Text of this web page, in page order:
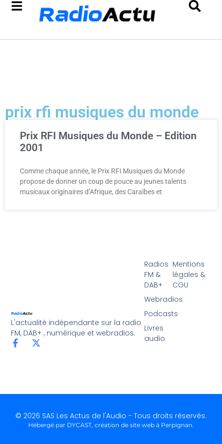
prix rfi musiques du monde
Prix RFI Musiques du Monde – Edition
2001
Comme chaque année, le Prix RFI Musiques du Monde
propose de donner un coup de pouce au jeunes talents
musicaux originaires d’Afrique, des Caraïbes et
L'actualité indépendante sur la radio
FM, DAB+ , numérique et webradios.
Radios
FM &
DAB+
Webradios
Podcasts
Livres
audio
Mentions
légales &
CGU
© 2026 SAS Les Actus de l'Audio - Tous droits réservés.
Hébergé par DYCAST, création de site web à Perpignan.